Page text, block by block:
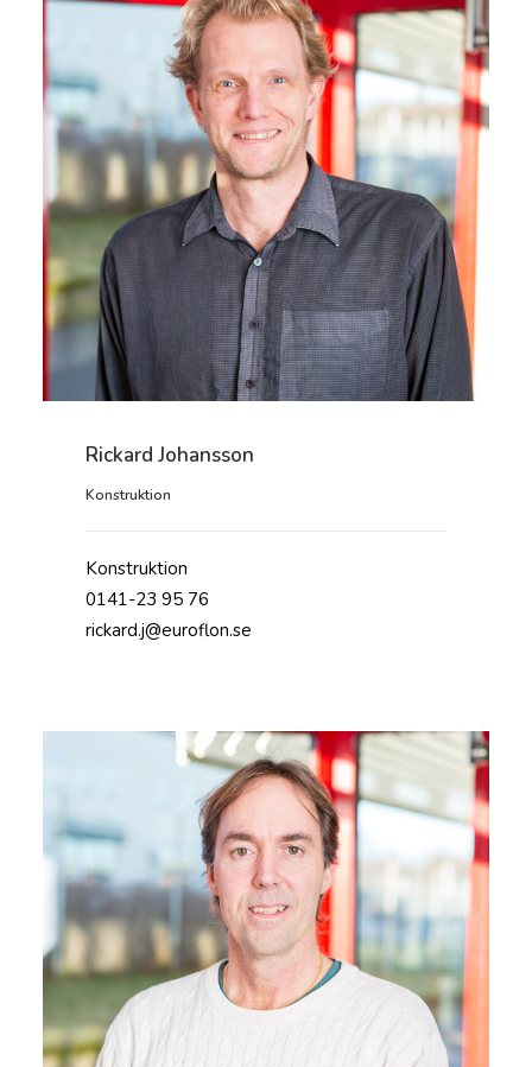
Rickard Johansson
Konstruktion
Konstruktion
0141-23 95 76
rickard.j@euroflon.se